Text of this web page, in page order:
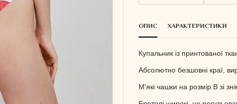
ОПИС ХАРАКТЕРИСТИКИ
Купальник із принтованої
Абсолютно безшовні краї,
М'які чашки на розмір В зі